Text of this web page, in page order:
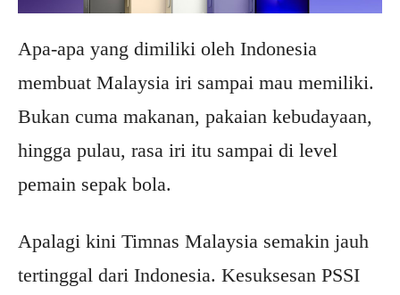
Apa-apa yang dimiliki oleh Indonesia
membuat Malaysia iri sampai mau memiliki.
Bukan cuma makanan, pakaian kebudayaan,
hingga pulau, rasa iri itu sampai di level
pemain sepak bola.
Apalagi kini Timnas Malaysia semakin jauh
tertinggal dari Indonesia. Kesuksesan PSSI